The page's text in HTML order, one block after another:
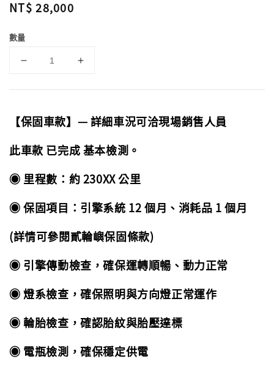
Regular
NT$ 28,000
數量
【保固車款】— 詳細車況可洽現場銷售人員
此車款 已完成 基本檢測。
◉ 里程數：約 230XX 公里
◉ 保固項目：引擎系統 12 個月、消耗品 1 個月
(詳情可參閱貳輪嶼保固條款)
◉ 引擎傳動檢查，確保運轉順暢、動力正常
◉ 燈系檢查，確保照明與方向燈正常運作
◉ 輪胎檢查，確認胎紋與胎壓達標
◉ 電瓶檢測，確保穩定供電